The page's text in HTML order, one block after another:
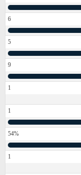
6
5
9
1
1
54%
1